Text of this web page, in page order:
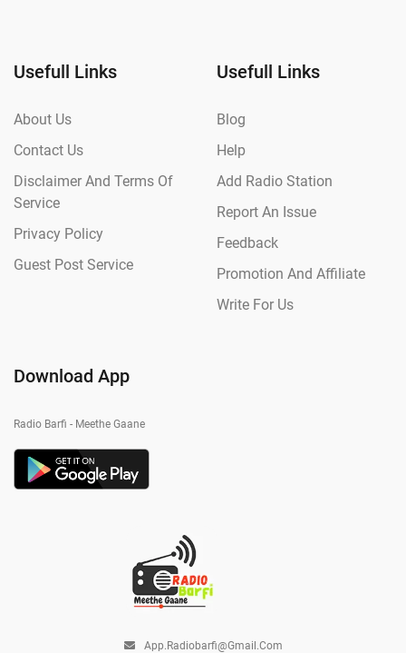
Usefull Links
About Us
Contact Us
Disclaimer And Terms Of
Service
Privacy Policy
Guest Post Service
Usefull Links
Blog
Help
Add Radio Station
Report An Issue
Feedback
Promotion And Affiliate
Write For Us
Download App
Radio Barfi - Meethe Gaane
App.radiobarfi@gmail.com